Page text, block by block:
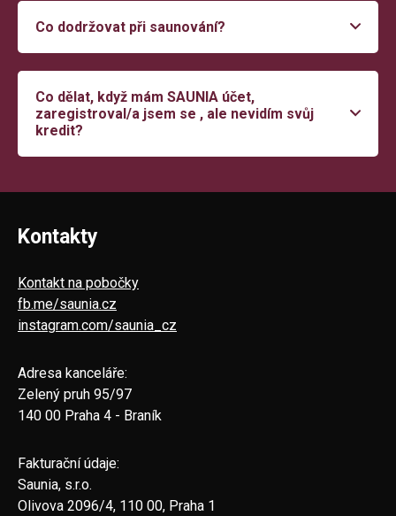
Co dodržovat při saunování?
Co dělat, když mám SAUNIA účet,
zaregistroval/a jsem se , ale nevidím svůj
kredit?
Kontakty
Kontakt na pobočky
fb.me/saunia.cz
instagram.com/saunia_cz
Adresa kanceláře:
Zelený pruh 95/97
140 00 Praha 4 - Braník
Fakturační údaje:
Saunia, s.r.o.
Olivova 2096/4, 110 00, Praha 1